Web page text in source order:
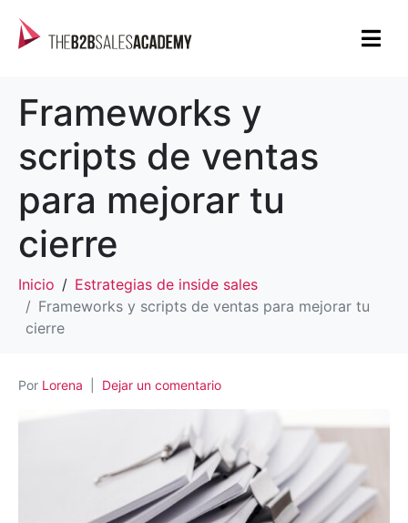
Frameworks y
scripts de ventas
para mejorar tu
cierre
Inicio
Estrategias de inside sales
Frameworks y scripts de ventas para mejorar tu
cierre
Por Lorena Dejar un comentario